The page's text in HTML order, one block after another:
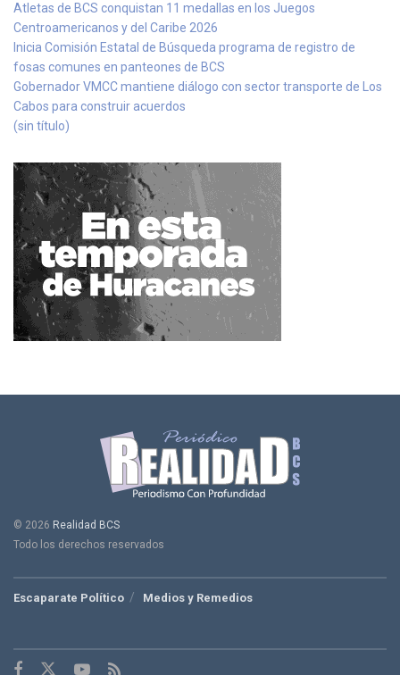
Atletas de BCS conquistan 11 medallas en los Juegos
Centroamericanos y del Caribe 2026
Inicia Comisión Estatal de Búsqueda programa de registro de
fosas comunes en panteones de BCS
Gobernador VMCC mantiene diálogo con sector transporte de Los
Cabos para construir acuerdos
(sin título)
© 2026 Realidad BCS
Todo los derechos reservados
Escaparate Político Medios y Remedios